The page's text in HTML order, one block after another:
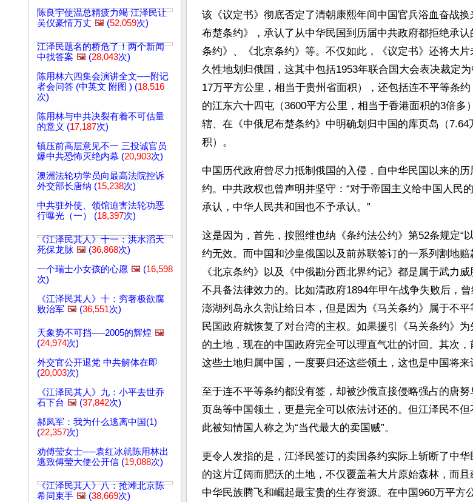
陈良宇使温总精疲力竭 江泽民让
吴仪豪情万丈 🖼️ (52,059次)
江泽民题名的桥危了！两个新闻
中找答案 🖼️ (28,043次)
陈用林六四集会演讲全文──附记
者会问答 (中英文 附图 ) (18,516
次)
陈用林与中共决裂有着不可估量
的意义 (17,187次)
镇压前高层意见不一 三投诚官员
爆中共恐怖灭绝内幕 (20,903次)
澳洲法轮功学员向最高法院控诉
外交部长唐纳 (15,238次)
中共驻外使、领馆迫害法轮功恶
行曝光（一） (18,397次)
《江泽民其人》十一：洪水滔天
死保龙脉 🖼️ (36,868次)
一个瑞士小女孩的心愿 🖼️ (16,598
次)
《江泽民其人》十：穷奢极欲腐
败治军 🖼️ (36,551次)
天象势不可挡──2005的辉煌 🖼️
(24,974次)
外交官公开退党 中共解体在即
(20,003次)
《江泽民其人》九：小平去世乔
石下台 🖼️ (37,842次)
郝凤军：我为什么逃离中国(1)
(22,357次)
劝傅莹女士──袁红冰就陈用林出
逃致傅莹大使公开信 (19,088次)
《江泽民其人》八：抢滩北京陈
希同束手 🖼️ (38,669次)
该《议定书》彻底否定了清朝康熙年间中国官兵浴血奋战
布楚条约》，承认了从中华民国到历届中共政府都拒绝承
条约》、《北京条约》等。不仅如此，《议定书》还将大
久性地划归俄国，这其中包括1953年联合国大会表决裁定
17万平方公里，相当于贵州省面积），还包括连不平等条
的江东六十四屯（3600平方公里，相当于香港面积的3倍多
辖、在《中俄尼布楚条约》中明确划归中国的库页岛（
积）。
中国历代政府曾尽力抵制俄国的入侵，自中华民国以来的
约。中共政权也曾声明并坚守：“对于帝国主义给中国人民
承认，中华人民共和国也不予承认。”
这是因为，首先，按照维也纳《条约法公约》第52条规定“
约无效。而中国和沙皇俄国以及前苏联签订的一系列割地赔
《北京条约》以及《中俄勘分西北界约记》都是属于武力
不具备法律效力的。比如清政府1894年甲午战争失败后，
澎湖列岛永久割让给日本，但是因为《马关条约》属于不
民国政府就恢复了对台湾的主权。如果援引《马关条约》
的土地，现在的中国政府完全可以理直气壮的讨回。其次
这些土地归属中国，一度要归还这些领土，这也是中国将来
至于连不平等条约都没有签，却被沙俄直接侵略强占的唐
页岛等中国领土，更是完全可以依法讨还的。但江泽民不
此被知情国人称之为“当代最大的卖国贼”。
更令人发指的是，江泽民签订的卖国条约实际上斩断了中
的这片辽阔而肥沃的土地，不仅覆盖着大片原始森林，而
中华民族腾飞和崛起最宝贵的生存资源。在中国960万平方